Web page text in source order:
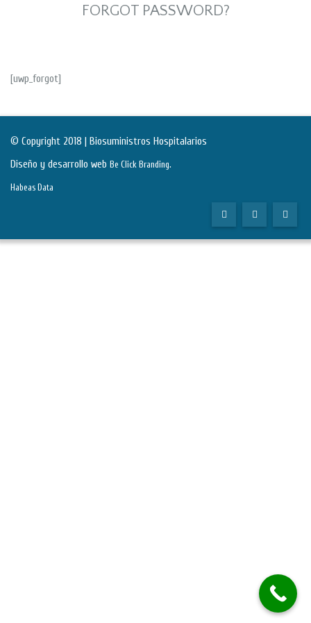
FORGOT PASSWORD?
[uwp_forgot]
© Copyright 2018 | Biosuministros Hospitalarios
Diseño y desarrollo web Be Click Branding.
Habeas Data